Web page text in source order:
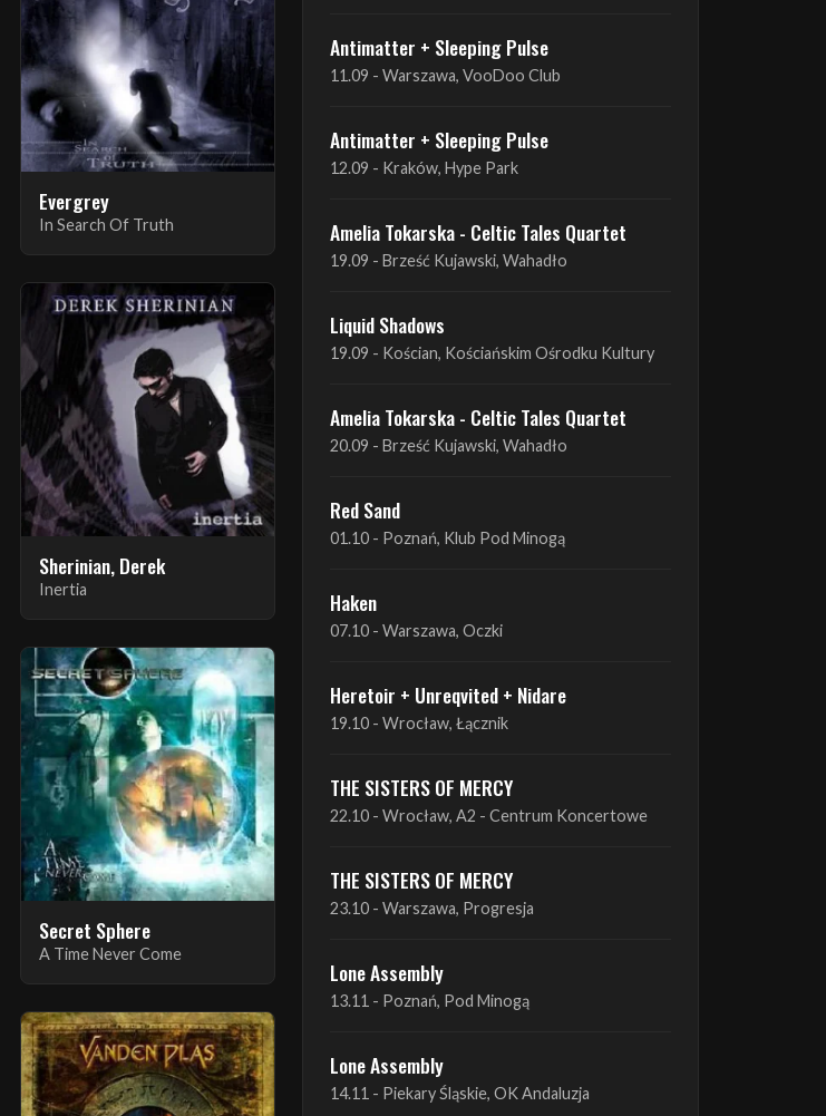
Evergrey
In Search Of Truth
Sherinian, Derek
Inertia
Secret Sphere
A Time Never Come
Antimatter + Sleeping Pulse
12.09 - Kraków, Hype Park
Amelia Tokarska - Celtic Tales Quartet
19.09 - Brześć Kujawski, Wahadło
Liquid Shadows
19.09 - Kościan, Kościańskim Ośrodku Kultury
Amelia Tokarska - Celtic Tales Quartet
20.09 - Brześć Kujawski, Wahadło
Red Sand
01.10 - Poznań, Klub Pod Minogą
Haken
07.10 - Warszawa, Oczki
Heretoir + Unreqvited + Nidare
19.10 - Wrocław, Łącznik
THE SISTERS OF MERCY
22.10 - Wrocław, A2 - Centrum Koncertowe
THE SISTERS OF MERCY
23.10 - Warszawa, Progresja
Lone Assembly
13.11 - Poznań, Pod Minogą
Lone Assembly
14.11 - Piekary Śląskie, OK Andaluzja
Lone Assembly
15.11 - Warszawa, Potok